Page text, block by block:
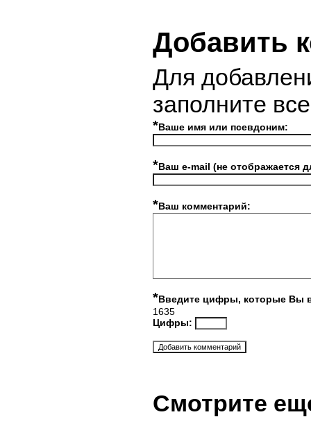
Добавить
Для
заполните
*Ваше имя или псевдоним:
*Ваш e-mail (не отображается
*Ваш комментарий:
*Введите цифры, которые Вы
1635
Цифры:
Смотрите